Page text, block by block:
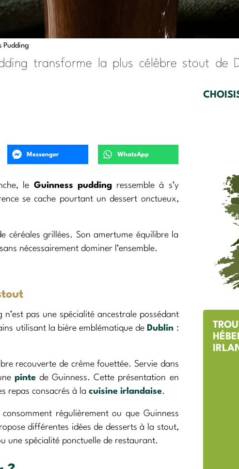
Pudding
transforme la plus célèbre stout de
Messenger WhatsApp
le Guinness puddingressemble à s’y
se cache pourtant un dessert onctueux,
céréales grillées. Son amertume équilibre la
nécessairement dominer l’ensemble.
n’est pas une spécialité ancestrale possédant
utilisant la bière emblématique de Dublin :
recouverte de crème fouettée. Servie dans
pinte de Guinness. Cette présentation en
repas consacrés à la cuisine irlandaise.
régulièrement ou que Guinness
différentes idées de desserts à la stout,
une spécialité ponctuelle de restaurant.